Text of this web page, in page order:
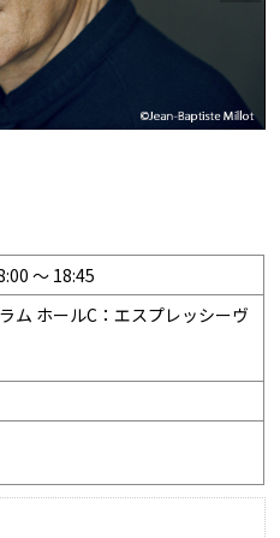
〜 18:45
ム ホールC：エスプレッシーヴ